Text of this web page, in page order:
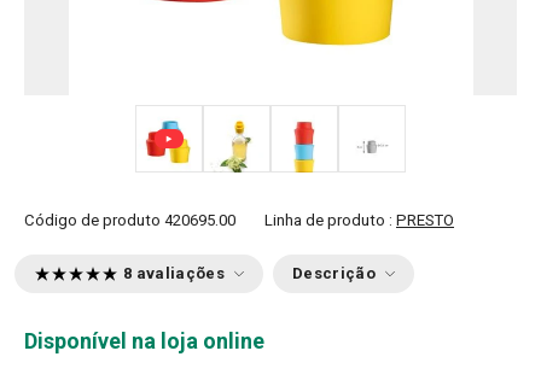
Código de produto 420695.00 Linha de produto : PRESTO
8 avaliações Descrição
Disponível na loja online